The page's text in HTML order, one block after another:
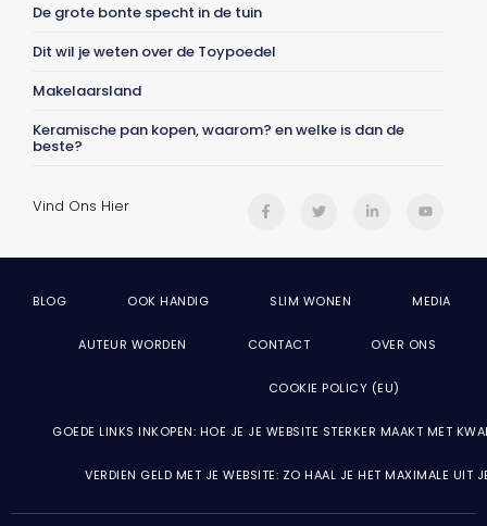
De grote bonte specht in de tuin
Dit wil je weten over de Toypoedel
Makelaarsland
Keramische pan kopen, waarom? en welke is dan de
beste?
Vind Ons Hier
BLOG OOK HANDIG SLIM WONEN MEDIA
AUTEUR WORDEN CONTACT OVER ONS
COOKIE POLICY (EU)
GOEDE LINKS INKOPEN: HOE JE JE WEBSITE STERKER MAAKT MET
VERDIEN GELD MET JE WEBSITE: ZO HAAL JE HET MAXIMALE UIT